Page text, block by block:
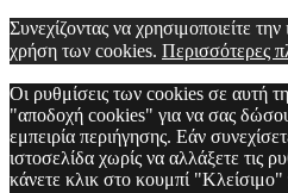
Συνεχίζοντας να χρησιμοποιείτε
χρήση των cookies. Περισσότερες
Οι ρυθμίσεις των cookies σε αυτή
"αποδοχή cookies" για να σας
εμπειρία περιήγησης. Εάν
ιστοσελίδα χωρίς να αλλάξετε τις
κάνετε κλικ στο κουμπί "Κλείσιμο"